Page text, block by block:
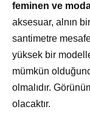
feminen ve
aksesuar, alnın
santimetre
yüksek bir
mümkün
olmalıdır.
olacaktır.